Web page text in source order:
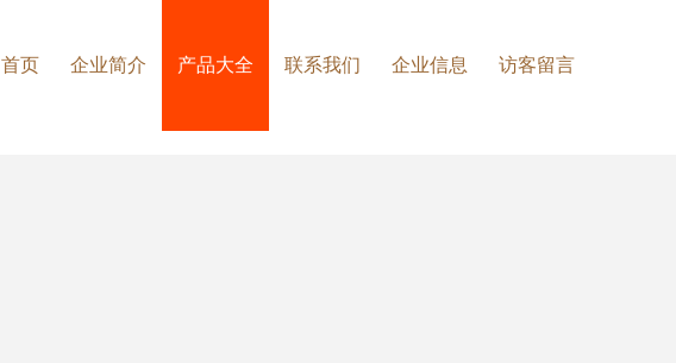
首页 企业简介 产品大全 联系我们 企业信息 访客留言